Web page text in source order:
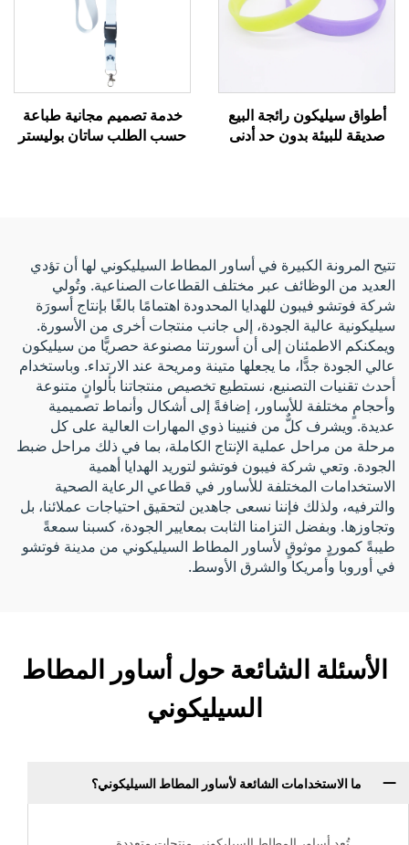
أطواق سيليكون رائجة البيع
صديقة للبيئة بدون حد أدنى
خدمة تصميم مجانية طباعة
حسب الطلب ساتان بوليستر
تتيح المرونة الكبيرة في أساور المطاط السيليكوني لها أن تؤدي
العديد من الوظائف عبر مختلف القطاعات الصناعية. وتُولي
شركة فوتشو فيبون للهدايا المحدودة اهتمامًا بالغًا بإنتاج أسورَة
سيليكونية عالية الجودة، إلى جانب منتجات أخرى من الأسورة.
ويمكنكم الاطمئنان إلى أن أسورتنا مصنوعة حصريًّا من سيليكون
عالي الجودة جدًّا، ما يجعلها متينة ومريحة عند الارتداء. وباستخدام
أحدث تقنيات التصنيع، نستطيع تخصيص منتجاتنا بألوانٍ متنوعة
وأحجامٍ مختلفة للأساور، إضافةً إلى أشكال وأنماط تصميمية
عديدة. ويشرف كلٌّ من فنيينا ذوي المهارات العالية على كل
مرحلة من مراحل عملية الإنتاج الكاملة، بما في ذلك مراحل ضبط
الجودة. وتعي شركة فيبون فوتشو لتوريد الهدايا أهمية
الاستخدامات المختلفة للأساور في قطاعي الرعاية الصحية
والترفيه، ولذلك فإننا نسعى جاهدين لتحقيق احتياجات عملائنا، بل
وتجاوزها. وبفضل التزامنا الثابت بمعايير الجودة، كسبنا سمعةً
طيبةً كموردٍ موثوقٍ لأساور المطاط السيليكوني من مدينة فوتشو
في أوروبا وأمريكا والشرق الأوسط.
الأسئلة الشائعة حول أساور المطاط
السيليكوني
ما الاستخدامات الشائعة لأساور المطاط السيليكوني؟